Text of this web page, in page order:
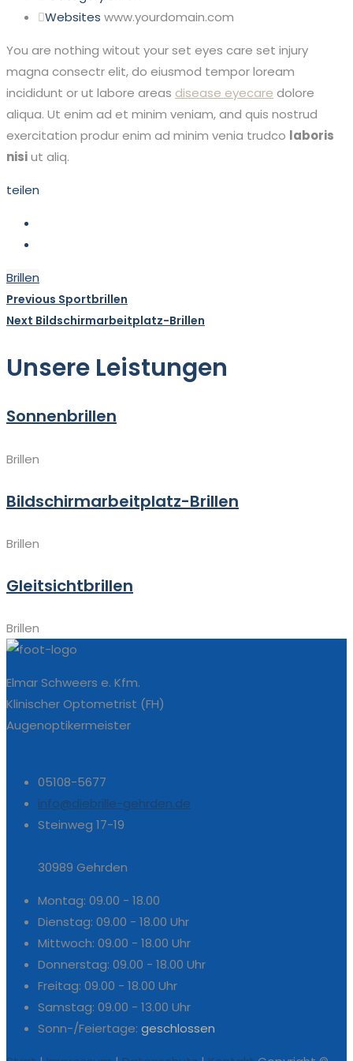
Websites www.yourdomain.com
You are nothing witout your set eyes care set injury
magna consectr elit, do eiusmod tempor loream
incididunt or ut labore areas disease eyecare dolore
aliqua. Ut enim ad et minim veniam, and quis nostrud
exercitation produr enim ad minim venia trudco laboris
nisiut aliq.
teilen
Brillen
Beitragsnavigation
Previous Previous
post:
Sportbrillen
Next Next
post:
Bildschirmarbeitplatz-Brillen
Unsere Leistungen
Sonnenbrillen
Brillen
Bildschirmarbeitplatz-Brillen
Brillen
Gleitsichtbrillen
Brillen
Elmar Schweers e. Kfm.
Klinischer Optometrist (FH)
Augenoptikermeister
05108-5677
info@diebrille-gehrden.de
Steinweg 17-19
30989 Gehrden
Montag: 09.00 - 18.00
Dienstag: 09.00 - 18.00 Uhr
Mittwoch: 09.00 - 18.00 Uhr
Donnerstag: 09.00 - 18.00 Uhr
Freitag: 09.00 - 18.00 Uhr
Samstag: 09.00 - 13.00 Uhr
Sonn-/Feiertage: geschlossen